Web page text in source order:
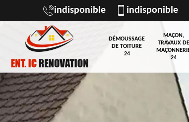
indisponible indisponible
DÉMOUSSAGE
DE TOITURE
24
MAÇON,
TRAVAUX DE
24